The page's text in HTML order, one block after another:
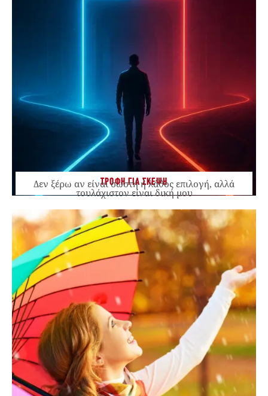
ΤΡΟΦΗ ΓΙΑ ΣΚΕΨΗ
Δεν ξέρω αν είναι σωστή ή λάθος επιλογή, αλλά
τουλάχιστον είναι δική μου